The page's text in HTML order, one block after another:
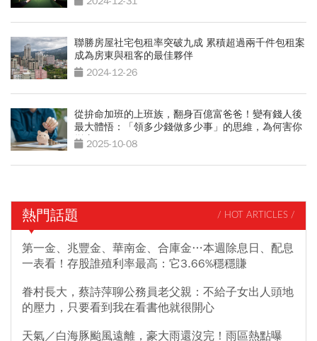
聯勝房屋社宅包租率突破九成 累積超過兩千件包租案
成為房東與租客的最佳夥伴
2024-12-26
從拚命加班的上班族，翻身百億富爸爸！變有錢人後
最大體悟：「領多少錢做多少事」的思維，為何害你
變窮？
2025-10-08
熱門話題 / HOT ARTICLES /
第一金、兆豐金、華南金、合庫金…本週除息日、配息
一表看！存股誰殖利率最高：它3.66%穩穩賺
眷村長大，蔡詩萍聊公務員老父親：不給子女出人頭地
的壓力，只要看到我在看書他就很開心
天氣／白海豚颱風遠離，豪大雨還沒完！雨區熱點曝